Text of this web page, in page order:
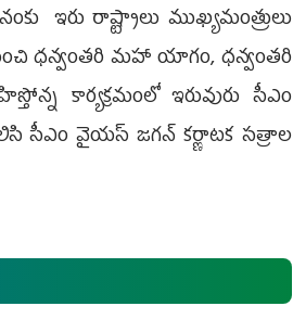
ఇరు రాష్ట్రాలు ముఖ్యమంత్రులు
ధన్వంతరి మహా యాగం, ధన్వంతరి
కార్యక్రమంలో ఇరువురు సీఎం
సీఎం వైయ‌స్ జగన్ కర్ణాటక సత్రాల